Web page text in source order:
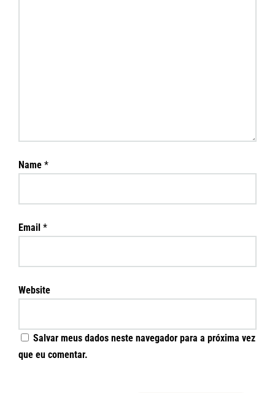
Name *
Email *
Website
Salvar meus dados neste navegador para a próxima vez
que eu comentar.